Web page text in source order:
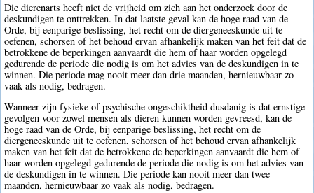
Die dierenarts heeft niet de vrijheid om zich aan het onderzoek door de
deskundigen te onttrekken. In dat laatste geval kan de hoge raad van de
Orde, bij eenparige beslissing, het recht om de diergeneeskunde uit te
oefenen, schorsen of het behoud ervan afhankelijk maken van het feit dat de
betrokkene de beperkingen aanvaardt die hem of haar worden opgelegd
gedurende de periode die nodig is om het advies van de deskundigen in te
winnen. Die periode mag nooit meer dan drie maanden, hernieuwbaar zo
vaak als nodig, bedragen.
Wanneer zijn fysieke of psychische ongeschiktheid dusdanig is dat ernstige
gevolgen voor zowel mensen als dieren kunnen worden gevreesd, kan de
hoge raad van de Orde, bij eenparige beslissing, het recht om de
diergeneeskunde uit te oefenen, schorsen of het behoud ervan afhankelijk
maken van het feit dat de betrokkene de beperkingen aanvaardt die hem of
haar worden opgelegd gedurende de periode die nodig is om het advies van
de deskundigen in te winnen. Die periode kan nooit meer dan twee
maanden, hernieuwbaar zo vaak als nodig, bedragen.